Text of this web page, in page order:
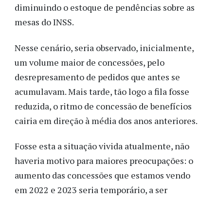
diminuindo o estoque de pendências sobre as
mesas do INSS.
Nesse cenário, seria observado, inicialmente,
um volume maior de concessões, pelo
desrepresamento de pedidos que antes se
acumulavam. Mais tarde, tão logo a fila fosse
reduzida, o ritmo de concessão de benefícios
cairia em direção à média dos anos anteriores.
Fosse esta a situação vivida atualmente, não
haveria motivo para maiores preocupações: o
aumento das concessões que estamos vendo
em 2022 e 2023 seria temporário, a ser